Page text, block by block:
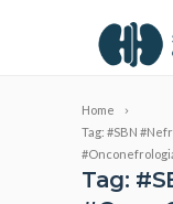
Home
Tag: #SBN
Tag: